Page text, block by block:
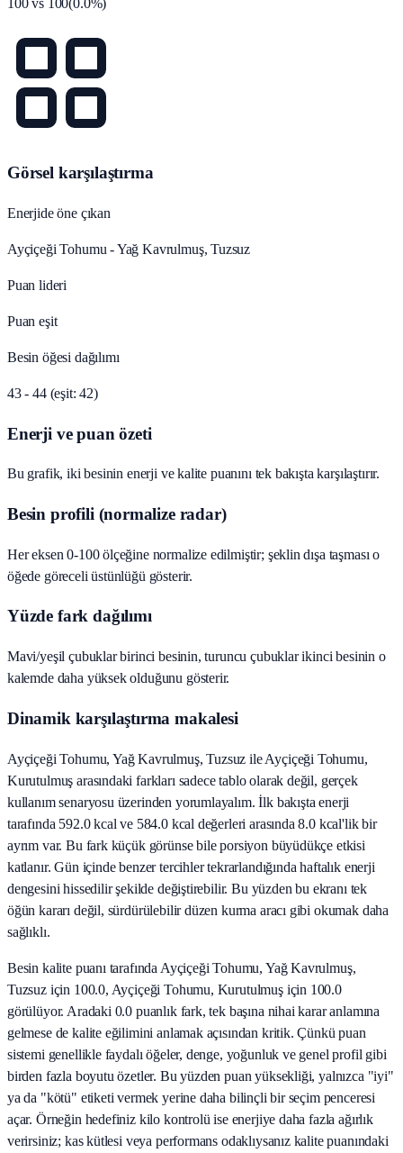
100vs 100(0.0%)
Görsel karşılaştırma
Enerjide öne çıkan
Ayçiçeği Tohumu - Yağ Kavrulmuş, Tuzsuz
Puan lideri
Puan eşit
Besin öğesi dağılımı
43 - 44 (eşit: 42)
Enerji ve puan özeti
Bu grafik, iki besinin enerji ve kalite puanını tek bakışta karşılaştırır.
Besin profili (normalize radar)
Her eksen 0-100 ölçeğine normalize edilmiştir; şeklin dışa taşması o
öğede göreceli üstünlüğü gösterir.
Yüzde fark dağılımı
Mavi/yeşil çubuklar birinci besinin, turuncu çubuklar ikinci besinin o
kalemde daha yüksek olduğunu gösterir.
Dinamik karşılaştırma makalesi
Ayçiçeği Tohumu, Yağ Kavrulmuş, Tuzsuz ile Ayçiçeği Tohumu,
Kurutulmuş arasındaki farkları sadece tablo olarak değil, gerçek
kullanım senaryosu üzerinden yorumlayalım. İlk bakışta enerji
tarafında 592.0 kcal ve 584.0 kcal değerleri arasında 8.0 kcal'lik bir
ayrım var. Bu fark küçük görünse bile porsiyon büyüdükçe etkisi
katlanır. Gün içinde benzer tercihler tekrarlandığında haftalık enerji
dengesini hissedilir şekilde değiştirebilir. Bu yüzden bu ekranı tek
öğün kararı değil, sürdürülebilir düzen kurma aracı gibi okumak daha
sağlıklı.
Besin kalite puanı tarafında Ayçiçeği Tohumu, Yağ Kavrulmuş,
Tuzsuz için 100.0, Ayçiçeği Tohumu, Kurutulmuş için 100.0
görülüyor. Aradaki 0.0 puanlık fark, tek başına nihai karar anlamına
gelmese de kalite eğilimini anlamak açısından kritik. Çünkü puan
sistemi genellikle faydalı öğeler, denge, yoğunluk ve genel profil gibi
birden fazla boyutu özetler. Bu yüzden puan yüksekliği, yalnızca "iyi"
ya da "kötü" etiketi vermek yerine daha bilinçli bir seçim penceresi
açar. Örneğin hedefiniz kilo kontrolü ise enerjiye daha fazla ağırlık
verirsiniz; kas kütlesi veya performans odaklıysanız kalite puanındaki